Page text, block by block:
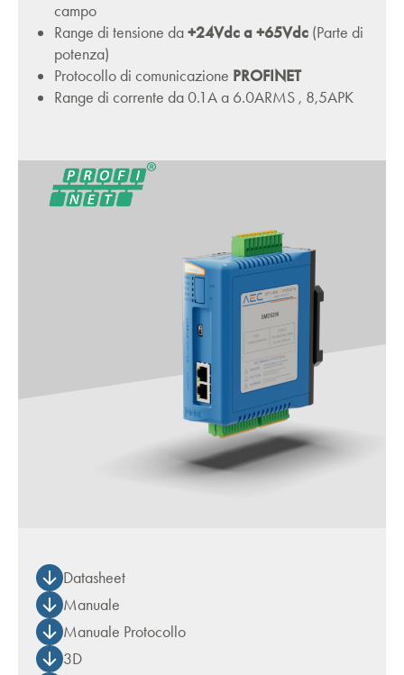
campo
Range di tensione da+24Vdc a +65Vdc (Parte di
potenza)
Protocollo di comunicazione PROFINET
Range di corrente da 0.1A a 6.0ARMS , 8,5APK
Datasheet
Manuale
Manuale Protocollo
3D